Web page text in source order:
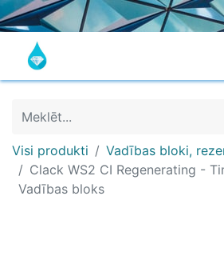
Visi produkti
Vadības bloki,
Clack WS2 CI Regenerating -
Vadības bloks